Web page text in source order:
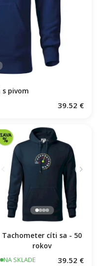
s pivom
39.52 €
Tachometer cíti sa - 50
rokov
NA SKLADE 39.52 €